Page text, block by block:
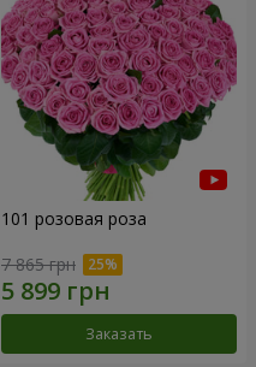
101 розовая роза
7 865 грн
Заказать